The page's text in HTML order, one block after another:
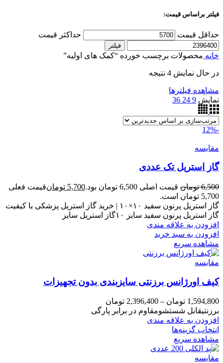
فیلتر براساس قیمت:
حداقل قیمت حداکثر قیمت
فیلتر
خانه محصولات برچسب خورده “کمک های اولیه”
در حال نمایش 4 نتیجه
مشاهده فیلترها
نمایش 9
24
36
-12%
مقایسه
گاز استریل تک عددی
6,500 تومان قیمت اصلی 6,500 تومان بود. 5,700 تومانقیمت فعلی
5,700 تومان است.
گاز استریل پرنون سفید ۱۰×۱۰ | خرید گاز استریل پزشکی با کیفیت
گاز استریل پرنون سفید سایز ۱۰گاز استریل سایز
افزودن به علاقه مندی
افزودن به سبد خرید
مشاهده سریع
مقایسه
کیف اورژانس برزنتی سایزبندی بدون تجهیزات
1,594,800 تومان –
2,396,400 تومان
برزنتیقابل شستشومقاوم در برابر پارگی
افزودن به علاقه مندی
انتخاب گزینه‌ها
مشاهده سریع
مقایسه